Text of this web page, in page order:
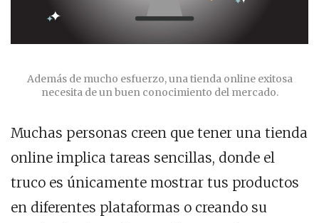
Además de mucho esfuerzo, una tienda online exitosa
necesita de un buen conocimiento del mercado.
Muchas personas creen que tener una tienda
online implica tareas sencillas, donde el
truco es únicamente mostrar tus productos
en diferentes plataformas o creando su